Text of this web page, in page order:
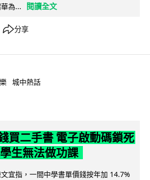
為...
閱讀全文
分享
城中熱話
買二手書 電子啟動碼鎖死
生無法做功課
宜指，一間中學書單價錢按年加 14.7%